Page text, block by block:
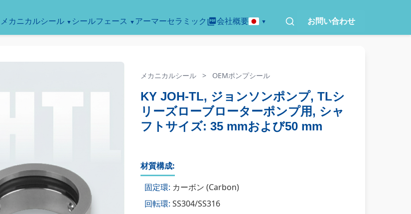
メカニカルシール シールフェース アーマーセラミック 会社概要 お問い合わせ
メカニカルシール > OEMポンプシール
KY JOH-TL, ジョンソンポンプ, TLシ
リーズローブローターポンプ用, シャ
フトサイズ: 35 mmおよび50 mm
材質構成:
固定環: カーボン (Carbon)
回転環: SS304/SS316